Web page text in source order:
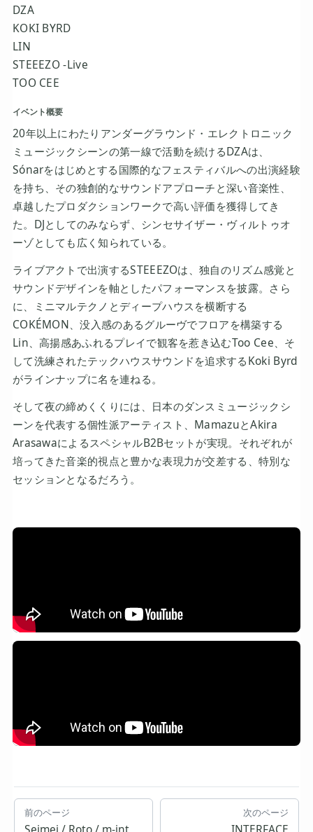
DZA
KOKI BYRD
LIN
STEEEZO -Live
TOO CEE
イベント概要
20年以上にわたりアンダーグラウンド・エレクトロニック
ミュージックシーンの第一線で活動を続けるDZAは、
Sónarをはじめとする国際的なフェスティバルへの出演経験
を持ち、その独創的なサウンドアプローチと深い音楽性、
卓越したプロダクションワークで高い評価を獲得してき
た。DJとしてのみならず、シンセサイザー・ヴィルトゥオ
ーゾとしても広く知られている。
ライブアクトで出演するSTEEEZOは、独自のリズム感覚と
サウンドデザインを軸としたパフォーマンスを披露。さら
に、ミニマルテクノとディープハウスを横断する
COKÉMON、没入感のあるグルーヴでフロアを構築する
Lin、高揚感あふれるプレイで観客を惹き込むToo Cee、そ
して洗練されたテックハウスサウンドを追求するKoki Byrd
がラインナップに名を連ねる。
そして夜の締めくくりには、日本のダンスミュージックシ
ーンを代表する個性派アーティスト、MamazuとAkira
ArasawaによるスペシャルB2Bセットが実現。それぞれが
培ってきた音楽的視点と豊かな表現力が交差する、特別な
セッションとなるだろう。
前のページ 次のページ